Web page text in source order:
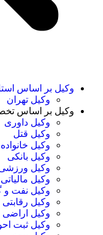
وکیل بر اساس استان
وکیل تهران
وکیل بر اساس تخصص
وکیل داوری
وکیل قتل
وکیل خانواده
وکیل بانکی
وکیل ورزشی
وکیل مالیاتی
وکیل نفت و گاز
وکیل رقابتی
وکیل اراضی
وکیل ثبت احوال